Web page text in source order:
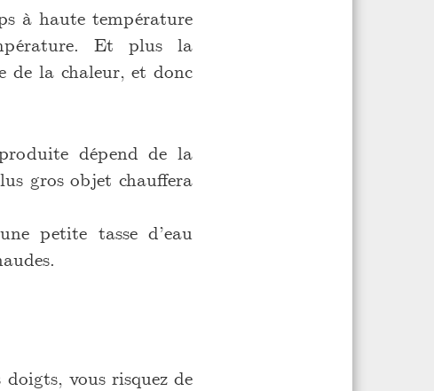
à haute température
Et plus la
de la chaleur, et donc
dépend de la
gros objet chauffera
petite tasse d’eau
doigts, vous risquez de